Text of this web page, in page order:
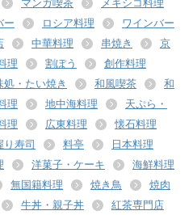
マンガ喫茶
メキシコ料理
ー ロシア料理
ワインバー
中華料理 串焼き
京
理 割ぽう
創作料理
・たい焼き 和風喫茶
和
理 地中海料理
天ぷら・
理 広東料理
懐石料理
り寿司 料亭
日本料理
洋菓子・ケーキ
海鮮料理
無国籍料理 焼き鳥
焼肉
牛丼・親子丼
紅茶専門店